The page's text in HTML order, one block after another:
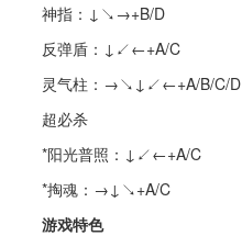
神指：↓↘→+B/D
反弹盾：↓↙←+A/C
灵气柱：→↘↓↙←+A/B/C/D
超必杀
*阳光普照：↓↙←+A/C
*掏魂：→↓↘+A/C
游戏特色